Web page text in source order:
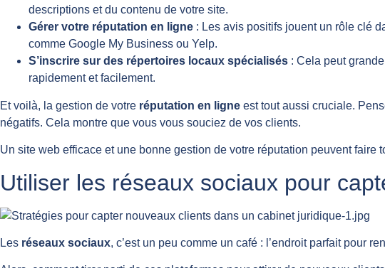
descriptions et du contenu de votre site.
Gérer votre réputation en ligne : Les avis positifs jouent un rôle clé
comme Google My Business ou Yelp.
S’inscrire sur des répertoires locaux spécialisés : Cela peut
rapidement et facilement.
Et voilà, la gestion de votre réputation en ligne est tout aussi cruciale.
négatifs. Cela montre que vous vous souciez de vos clients.
Un site web efficace et une bonne gestion de votre réputation peuvent
Utiliser les réseaux sociaux pour
Les réseaux sociaux, c’est un peu comme un café : l’endroit parfait pour